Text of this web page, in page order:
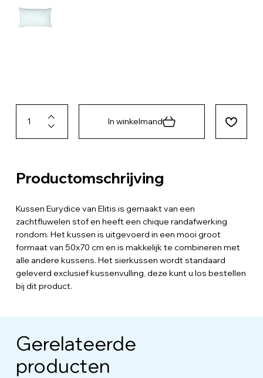
In winkelmand
Productomschrijving
Kussen Eurydice van Elitis is gemaakt van een
zachtfluwelen stof en heeft een chique randafwerking
rondom. Het kussen is uitgevoerd in een mooi groot
formaat van 50x70 cm en is makkelijk te combineren met
alle andere kussens. Het sierkussen wordt standaard
geleverd exclusief kussenvulling, deze kunt u los bestellen
bij dit product.
Gerelateerde
producten